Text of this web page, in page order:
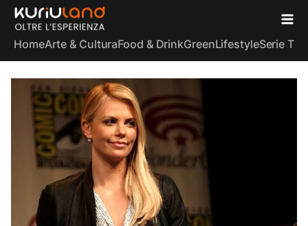
HomeArte & CulturaFood & DrinkGreenLifestyleSerie TV